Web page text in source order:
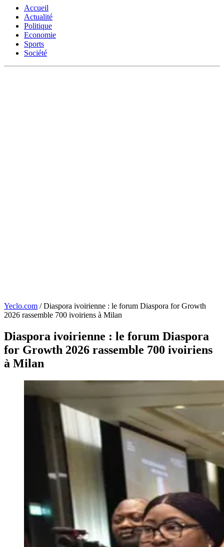
Accueil
Actualité
Politique
Economie
Sports
Société
Yeclo.com / Diaspora ivoirienne : le forum Diaspora for Growth
2026 rassemble 700 ivoiriens à Milan
Diaspora ivoirienne : le forum Diaspora
for Growth 2026 rassemble 700 ivoiriens
à Milan